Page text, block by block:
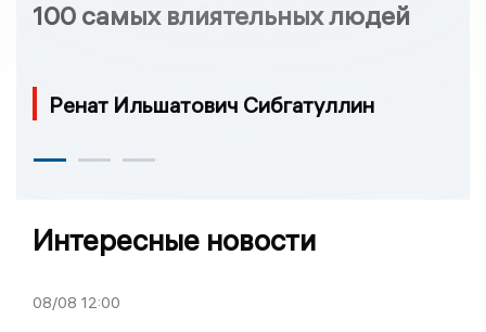
100 самых влиятельных людей
Ренат Ильшатович Сибгатуллин
Интересные новости
08/08 12:00